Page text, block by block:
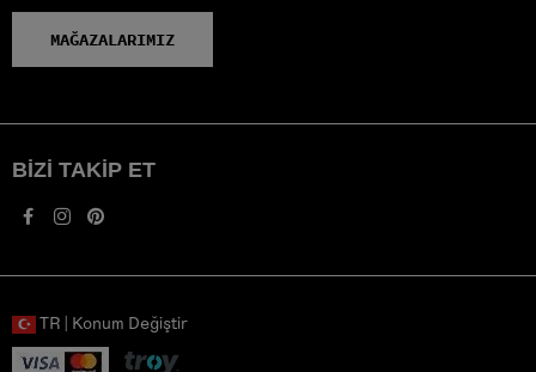
MAĞAZALARIMIZ
BIZI TAKIP ET
TR | Konum Değiştir